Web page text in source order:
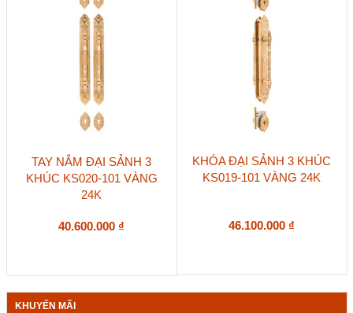
TAY NẮM ĐẠI SẢNH 3
KHÚC KS020-101 VÀNG
24K
40.600.000 ₫
KHÓA ĐẠI SẢNH 3 KHÚC
KS019-101 VÀNG 24K
46.100.000 ₫
KHUYẾN MÃI